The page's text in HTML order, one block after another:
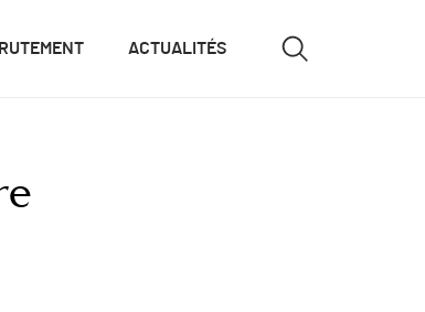
ACTUALITÉS